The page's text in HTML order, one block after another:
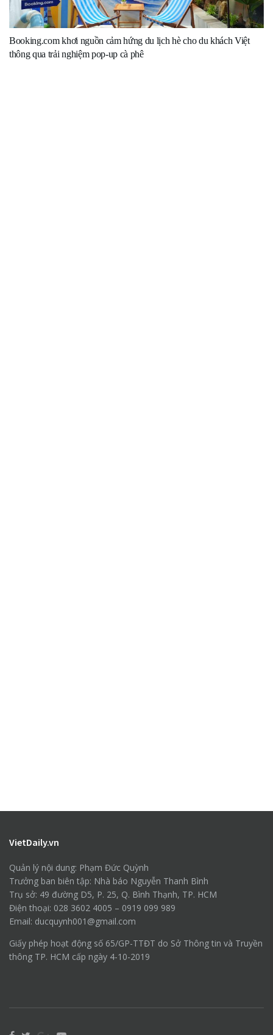
Booking.com khơi nguồn cảm hứng du lịch hè cho du khách Việt
thông qua trải nghiệm pop-up cà phê
VietDaily.vn
Quản lý nội dung: Phạm Đức Quỳnh
Trưởng ban biên tập: Nhà báo Nguyễn Thanh Bình
Trụ sở: 49 đường D5, P. 25, Q. Bình Thạnh, TP. HCM
Điện thoại: 028 3602 4005 – 0919 099 989
Email: ducquynh001@gmail.com
Giấy phép hoạt động số 65/GP-TTĐT do Sở Thông tin và Truyền
thông TP. HCM cấp ngày 4-10-2019